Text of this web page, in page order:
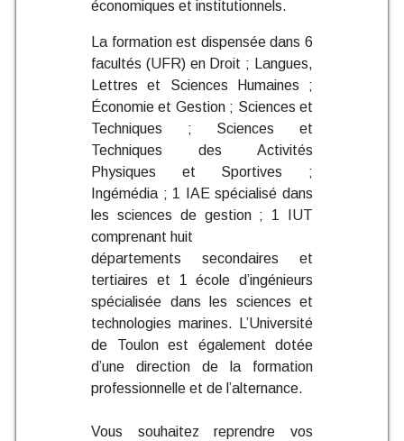
économiques et institutionnels.
La formation est dispensée dans 6
facultés (UFR) en Droit ; Langues,
Lettres et Sciences Humaines ;
Économie et Gestion ; Sciences et
Techniques ; Sciences et
Techniques des Activités
Physiques et Sportives ;
Ingémédia ; 1 IAE spécialisé dans
les sciences de gestion ; 1 IUT
comprenant huit
départements secondaires et
tertiaires et 1 école d’ingénieurs
spécialisée dans les sciences et
technologies marines. L’Université
de Toulon est également dotée
d’une direction de la formation
professionnelle et de l’alternance.
Vous souhaitez reprendre vos